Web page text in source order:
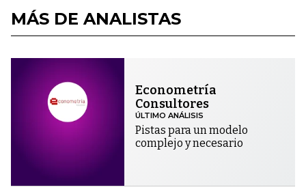
MÁS DE ANALISTAS
Econometría
Consultores
ÚLTIMO ANÁLISIS
Pistas para un modelo
complejo y necesario